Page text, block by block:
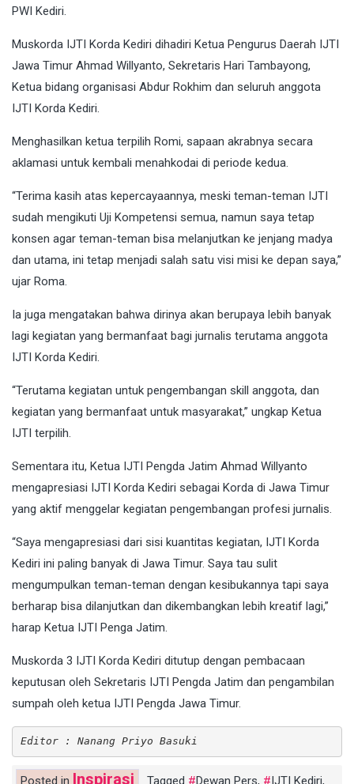
PWI Kediri.
Muskorda IJTI Korda Kediri dihadiri Ketua Pengurus Daerah IJTI
Jawa Timur Ahmad Willyanto, Sekretaris Hari Tambayong,
Ketua bidang organisasi Abdur Rokhim dan seluruh anggota
IJTI Korda Kediri.
Menghasilkan ketua terpilih Romi, sapaan akrabnya secara
aklamasi untuk kembali menahkodai di periode kedua.
“Terima kasih atas kepercayaannya, meski teman-teman IJTI
sudah mengikuti Uji Kompetensi semua, namun saya tetap
konsen agar teman-teman bisa melanjutkan ke jenjang madya
dan utama, ini tetap menjadi salah satu visi misi ke depan saya,”
ujar Roma.
Ia juga mengatakan bahwa dirinya akan berupaya lebih banyak
lagi kegiatan yang bermanfaat bagi jurnalis terutama anggota
IJTI Korda Kediri.
“Terutama kegiatan untuk pengembangan skill anggota, dan
kegiatan yang bermanfaat untuk masyarakat,” ungkap Ketua
IJTI terpilih.
Sementara itu, Ketua IJTI Pengda Jatim Ahmad Willyanto
mengapresiasi IJTI Korda Kediri sebagai Korda di Jawa Timur
yang aktif menggelar kegiatan pengembangan profesi jurnalis.
“Saya mengapresiasi dari sisi kuantitas kegiatan, IJTI Korda
Kediri ini paling banyak di Jawa Timur. Saya tau sulit
mengumpulkan teman-teman dengan kesibukannya tapi saya
berharap bisa dilanjutkan dan dikembangkan lebih kreatif lagi,”
harap Ketua IJTI Penga Jatim.
Muskorda 3 IJTI Korda Kediri ditutup dengan pembacaan
keputusan oleh Sekretaris IJTI Pengda Jatim dan pengambilan
sumpah oleh ketua IJTI Pengda Jawa Timur.
Editor : Nanang Priyo Basuki
Posted in Inspirasi Tagged Dewan Pers, IJTI Kediri,